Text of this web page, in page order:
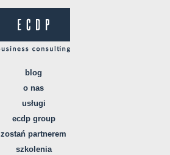
blog
o nas
usługi
ecdp group
zostań partnerem
szkolenia